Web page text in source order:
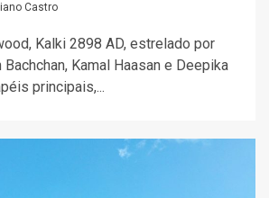
Castro
Kalki 2898 AD, estrelado por
Kamal Haasan e Deepika
principais,...